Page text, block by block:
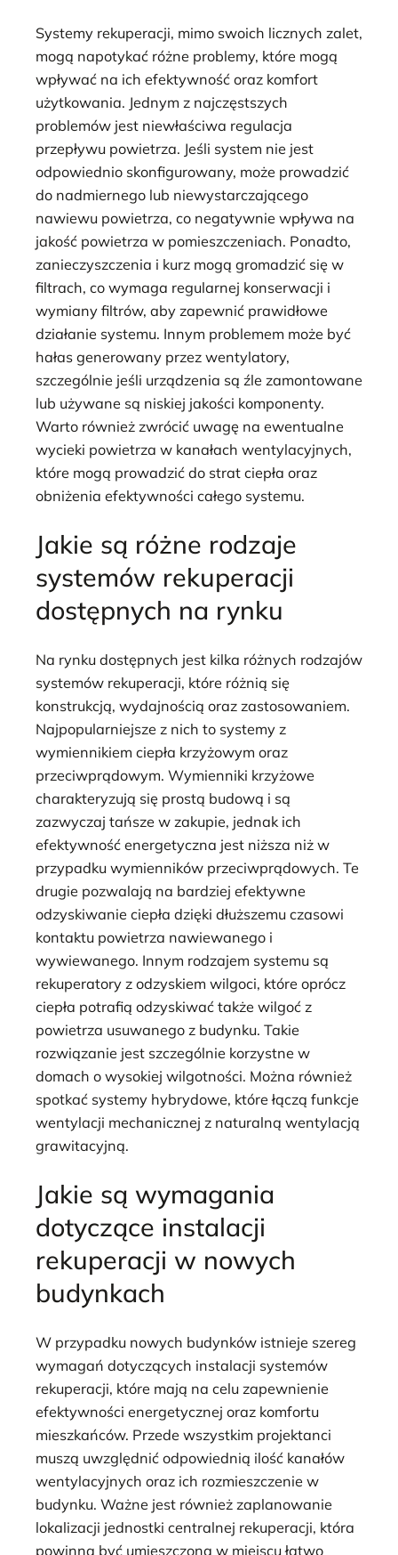
Systemy rekuperacji, mimo swoich licznych zalet,
mogą napotykać różne problemy, które mogą
wpływać na ich efektywność oraz komfort
użytkowania. Jednym z najczęstszych
problemów jest niewłaściwa regulacja
przepływu powietrza. Jeśli system nie jest
odpowiednio skonfigurowany, może prowadzić
do nadmiernego lub niewystarczającego
nawiewu powietrza, co negatywnie wpływa na
jakość powietrza w pomieszczeniach. Ponadto,
zanieczyszczenia i kurz mogą gromadzić się w
filtrach, co wymaga regularnej konserwacji i
wymiany filtrów, aby zapewnić prawidłowe
działanie systemu. Innym problemem może być
hałas generowany przez wentylatory,
szczególnie jeśli urządzenia są źle zamontowane
lub używane są niskiej jakości komponenty.
Warto również zwrócić uwagę na ewentualne
wycieki powietrza w kanałach wentylacyjnych,
które mogą prowadzić do strat ciepła oraz
obniżenia efektywności całego systemu.
Jakie są różne rodzaje
systemów rekuperacji
dostępnych na rynku
Na rynku dostępnych jest kilka różnych rodzajów
systemów rekuperacji, które różnią się
konstrukcją, wydajnością oraz zastosowaniem.
Najpopularniejsze z nich to systemy z
wymiennikiem ciepła krzyżowym oraz
przeciwprądowym. Wymienniki krzyżowe
charakteryzują się prostą budową i są
zazwyczaj tańsze w zakupie, jednak ich
efektywność energetyczna jest niższa niż w
przypadku wymienników przeciwprądowych. Te
drugie pozwalają na bardziej efektywne
odzyskiwanie ciepła dzięki dłuższemu czasowi
kontaktu powietrza nawiewanego i
wywiewanego. Innym rodzajem systemu są
rekuperatory z odzyskiem wilgoci, które oprócz
ciepła potrafią odzyskiwać także wilgoć z
powietrza usuwanego z budynku. Takie
rozwiązanie jest szczególnie korzystne w
domach o wysokiej wilgotności. Można również
spotkać systemy hybrydowe, które łączą funkcje
wentylacji mechanicznej z naturalną wentylacją
grawitacyjną.
Jakie są wymagania
dotyczące instalacji
rekuperacji w nowych
budynkach
W przypadku nowych budynków istnieje szereg
wymagań dotyczących instalacji systemów
rekuperacji, które mają na celu zapewnienie
efektywności energetycznej oraz komfortu
mieszkańców. Przede wszystkim projektanci
muszą uwzględnić odpowiednią ilość kanałów
wentylacyjnych oraz ich rozmieszczenie w
budynku. Ważne jest również zaplanowanie
lokalizacji jednostki centralnej rekuperacji, która
powinna być umieszczona w miejscu łatwo